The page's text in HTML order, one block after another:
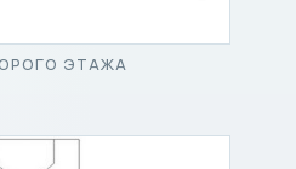
ЭТАЖА